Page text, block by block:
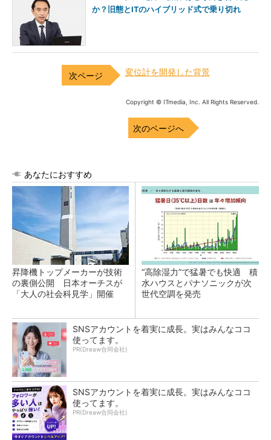
か？旧態とITのハイブリッド式で乗り切れ
変位計を開発した背景
Copyright © ITmedia, Inc. All Rights Reserved.
次のページへ
あなたにおすすめ
昇降機トップメーカーが技術
の裏側公開 日本オーチスが
「大人の社会科見学」開催
“高除湿力”で猛暑でも快適 積
水ハウスとパナソニックが次
世代空調を発売
SNSアカウントを着実に成長。実はみんなココ
使ってます。
PR(Dreaw合同会社)
SNSアカウントを着実に成長。実はみんなココ
使ってます。
PR(Dreaw合同会社)